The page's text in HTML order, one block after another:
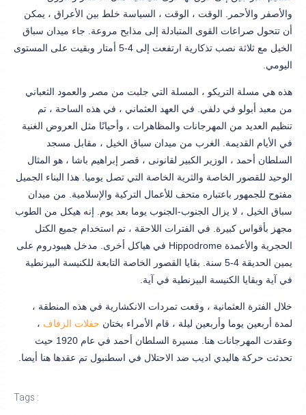
والأصفر والأحمر. الوقت ، الوقت ، السياسة خلط بين الأعراق ، يمكن
أن تتحول صراعات القوى المتبادلة إلى مذابح مروعة. جاء ميدان سباق
الخيل مع ثلاثة نصب تذكارية ارتفعت إلى 4-5 أمتار وبقيت على المستوى
اليومي.
هذه هي مسلة التريكو ، المسلة التي جلبت من مصر والعمود الثعباني
من معبد أبولو في دلفي. في العهد العثماني ، في هذه الساحة ، تم
تنظيم العديد من المهرجانات والمظاهرات ، وأحيانًا مثل العروض الغنية
في الأيام القديمة. الغرب من ميدان سباق الخيل ، مقابل مسجد
السلطان أحمد ، الوزير الكبير لقانونى ، قصر إبراهيم باشا ، هو المثال
الوحيد للقصور الخاصة والثرية الخاصة التي تصل يوميا. هذا البناء الجميل
مفتوح للجمهور باعتباره متحف للأعمال التركية والإسلامية. من ميدان
سباق الخيل ، لا يزال الجنوب-الجنوب يوما بعد يوم. إنه هيكل من الطوب
مجهز بأقواس كبيرة. في الفترات اللاحقة ، تم استخدام جميع الكتل
الحجرية والأعمدة Hippodrome في هياكل أخرى. مدخل هيبودروم على
يمين الحديقة 4-5 سنة. بقايا القصور الخاصة التابعة للكنيسة البيزنطية
في آية وبقايا الكنيسة البيزنطية في آية.
خلال الفترة العثمانية ، وقعت تمردات الانكشارية في هذه المنطقة ،
لمدة أربعين يوما وأربعين ليلة ، قام الأمراء بختان حفلات الزفاف ،
وعقدت المهرجانات هنا. مسيرة السلطان أحمد في عام 1920 حيث
تحدثت حركة هاليدي اديب ضد الاحتلال في اسطنبول تم عقدها هنا أيضا.
Tags :